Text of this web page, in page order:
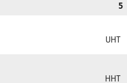
5
UHT
HHT